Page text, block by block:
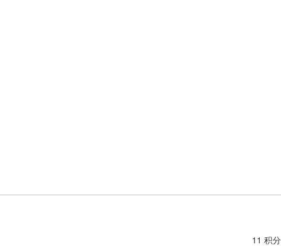
11 积分